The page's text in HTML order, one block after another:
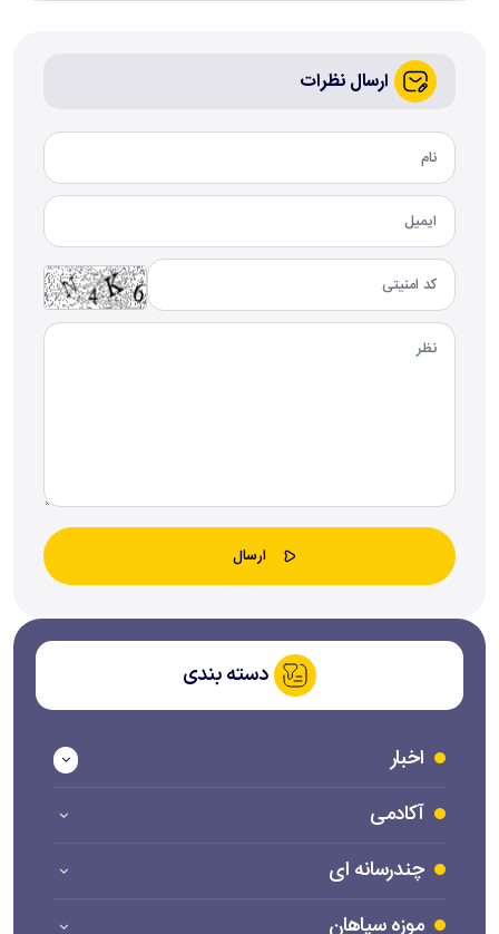
ارسال نظرات
دسته بندی
اخبار
آکادمی
چندرسانه ای
موزه سپاهان